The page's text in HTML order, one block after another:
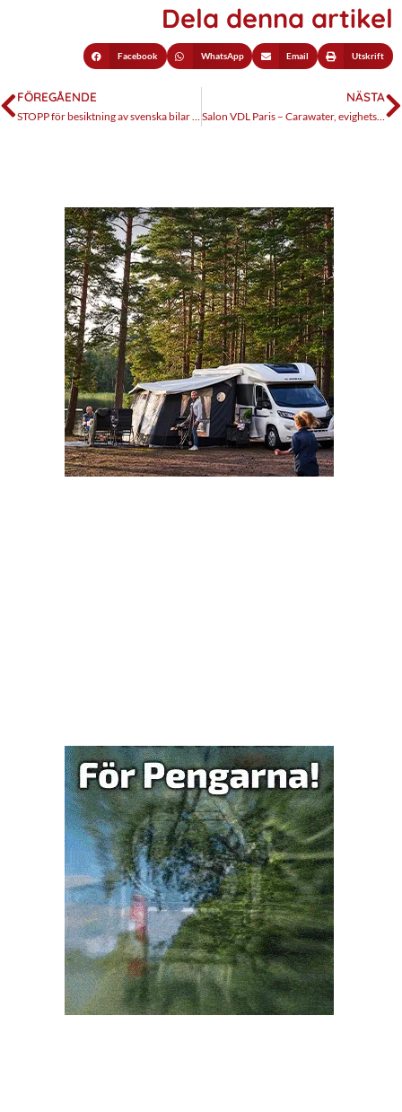
Dela denna artikel
Facebook WhatsApp Email Utskrift
FÖREGÅENDE
STOPP för besiktning av svenska bilar utomlands
NÄSTA
Salon VDL Paris – Carawater, evighetsvatten ombord